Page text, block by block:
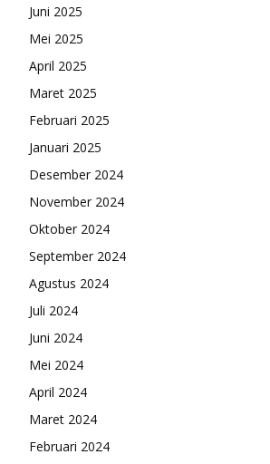
Juni 2025
Mei 2025
April 2025
Maret 2025
Februari 2025
Januari 2025
Desember 2024
November 2024
Oktober 2024
September 2024
Agustus 2024
Juli 2024
Juni 2024
Mei 2024
April 2024
Maret 2024
Februari 2024